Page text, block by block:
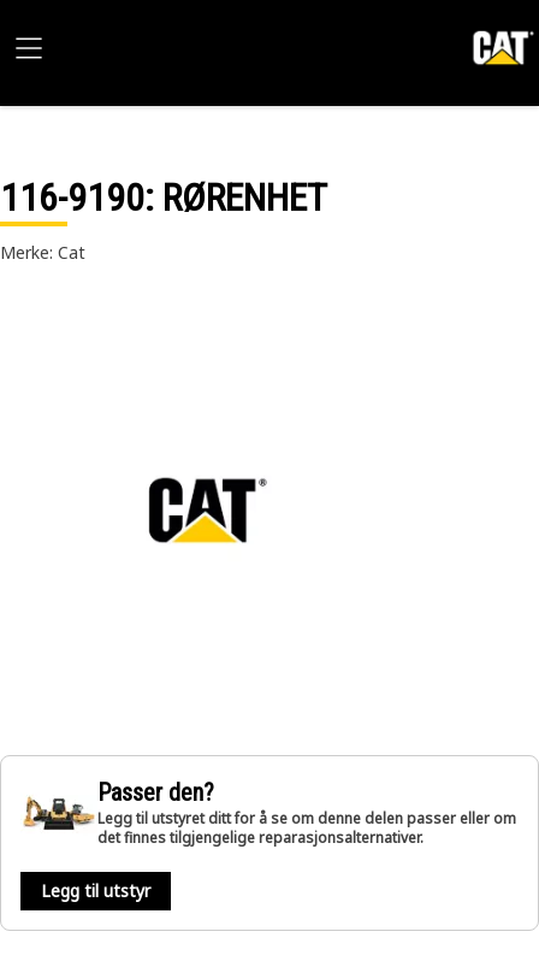
116-9190: RØRENHET
Merke: Cat
Passer den?
Legg til utstyret ditt for å se om denne delen passer eller om
det finnes tilgjengelige reparasjonsalternativer.
Legg til utstyr